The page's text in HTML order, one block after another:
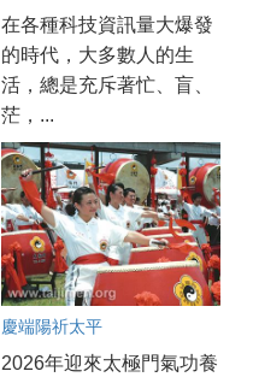
在各種科技資訊量大爆發
的時代，大多數人的生
活，總是充斥著忙、盲、
茫，...
慶端陽祈太平
2026年迎來太極門氣功養